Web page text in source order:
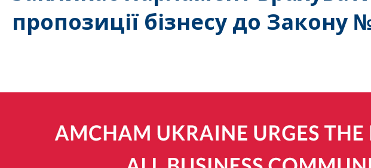
пропозиції бізнесу до Закону